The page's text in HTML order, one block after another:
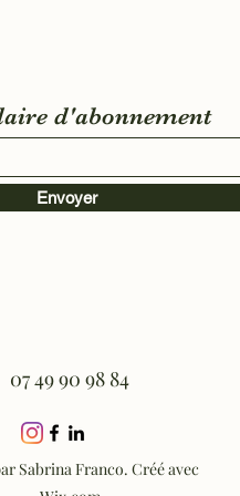
d'abonnement
Envoyer
07 49 90 98 84
Sabrina Franco. Créé avec